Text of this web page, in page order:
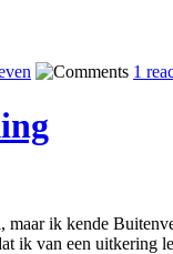
1
ik kende
ik van een